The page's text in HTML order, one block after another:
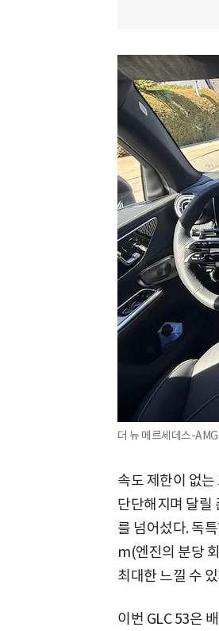
더 뉴 메르세데스-
속도 제한이 없
단단해지며 달릴
를 넘어섰다. 독
m(엔진의 분당
최대한 느낄 수
이번 GLC 53은